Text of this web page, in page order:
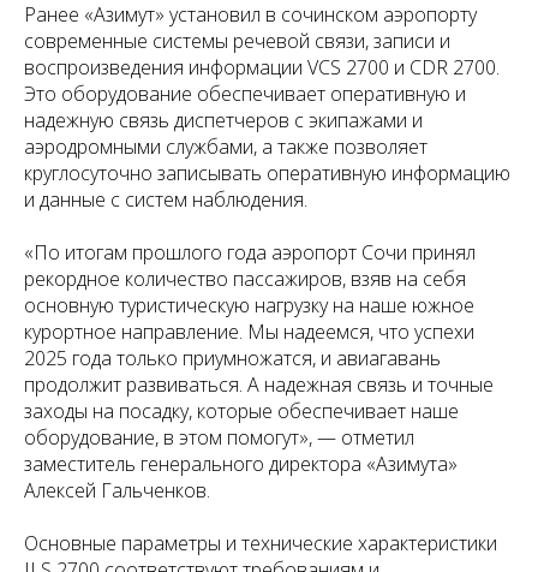
Ранее «Азимут» установил в сочинском аэропорту
современные системы речевой связи, записи и
воспроизведения информации VCS 2700 и CDR 2700.
Это оборудование обеспечивает оперативную и
надежную связь диспетчеров с экипажами и
аэродромными службами, а также позволяет
круглосуточно записывать оперативную информацию
и данные с систем наблюдения.
«По итогам прошлого года аэропорт Сочи принял
рекордное количество пассажиров, взяв на себя
основную туристическую нагрузку на наше южное
курортное направление. Мы надеемся, что успехи
2025 года только приумножатся, и авиагавань
продолжит развиваться. А надежная связь и точные
заходы на посадку, которые обеспечивает наше
оборудование, в этом помогут», — отметил
заместитель генерального директора «Азимута»
Алексей Гальченков.
Основные параметры и технические характеристики